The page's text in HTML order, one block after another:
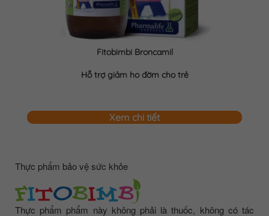
Fitobimbi Broncamil
Hỗ trợ giảm ho đờm cho trẻ
Xem chi tiết
Thực phẩm bảo vệ sức khỏe
Thực phẩm phẩm này không phải là thuốc, không có tác